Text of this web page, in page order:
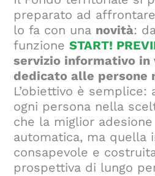
preparato ad
lo fa con una novità:
funzioneSTART!
servizio informativo in
dedicato alle persone
L’obiettivo è semplice:
ogni persona nella
che la miglior
automatica, ma quella
consapevole e
prospettiva di lungo